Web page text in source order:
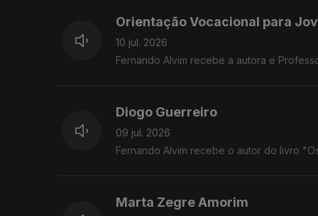
Orientação Vocacional para
10 jul. 2026
Fernando Alvim recebe a autora e
Diogo Guerreiro
09 jul. 2026
Fernando Alvim recebe o autor do livro
Marta Zegre Amorim